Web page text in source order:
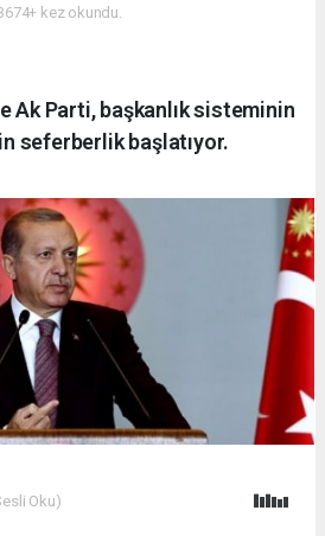
kez okundu.
Ak Parti, başkanlık sisteminin
seferberlik başlatıyor.
Oku)